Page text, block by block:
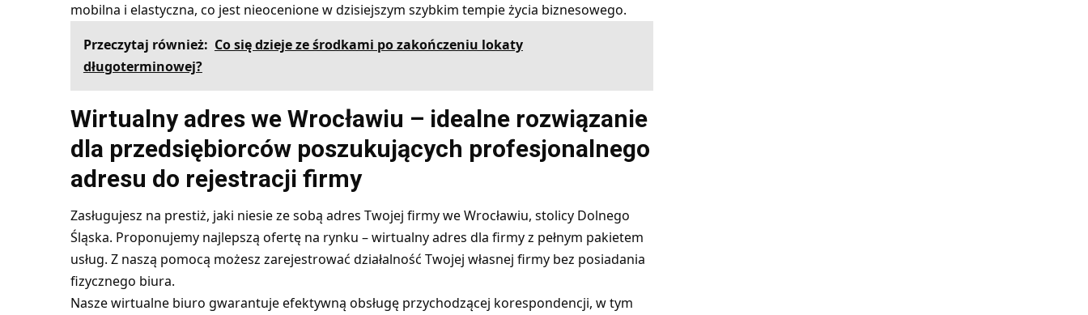
mobilna i elastyczna, co jest nieocenione w dzisiejszym szybkim tempie życia biznesowego.
Przeczytaj również: Co się dzieje ze środkami po zakończeniu lokaty
długoterminowej?
Wirtualny adres we Wrocławiu – idealne rozwiązanie
dla przedsiębiorców poszukujących profesjonalnego
adresu do rejestracji firmy
Zasługujesz na prestiż, jaki niesie ze sobą adres Twojej firmy we Wrocławiu, stolicy Dolnego
Śląska. Proponujemy najlepszą ofertę na rynku – wirtualny adres dla firmy z pełnym pakietem
usług. Z naszą pomocą możesz zarejestrować działalność Twojej własnej firmy bez posiadania
fizycznego biura.
Naszewirtualne biuro gwarantuje efektywną obsługę przychodzącej korespondencji, w tym